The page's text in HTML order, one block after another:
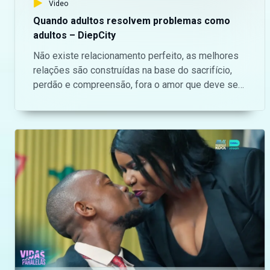
Video
Quando adultos resolvem problemas como
adultos – DiepCity
Não existe relacionamento perfeito, as melhores
relações são construídas na base do sacrifício,
perdão e compreensão, fora o amor que deve ser
assim as coisas funcionam e a relação dura.
Quando dois adultos decidem sentar e resolver,
nada é impossível, maturidade emocional faz toda
a diferença! — Aceda o nosso site oficial aqui:
https://bit.ly/maninguemagic Acompanha o melhor
do entretenimento Moçambicano na TV no
Maningue Magic DStv Canal 503 ou GOtv Max
Canal 8. Da um gosto e nos acompanha na nossa
página do Facebook:
https://www.facebook.com/ManingueMagic Nos
segue no Twitter: